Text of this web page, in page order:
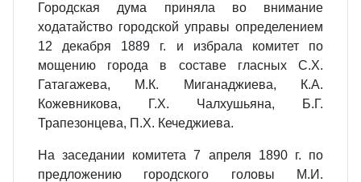
Городская дума приняла во внимание
ходатайство городской управы определением
12 декабря 1889 г. и избрала комитет по
мощению города в составе гласных С.Х.
Гатагажева, М.К. Миганаджиева, К.А.
Кожевникова, Г.Х. Чалхушьяна, Б.Г.
Трапезонцева, П.Х. Кечеджиева.
На заседании комитета 7 апреля 1890 г. по
предложению городского головы М.И.